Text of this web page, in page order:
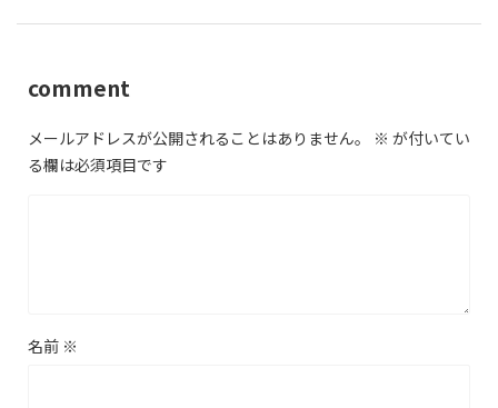
comment
メールアドレスが公開されることはありません。 ※ が付いてい
る欄は必須項目です
名前 ※